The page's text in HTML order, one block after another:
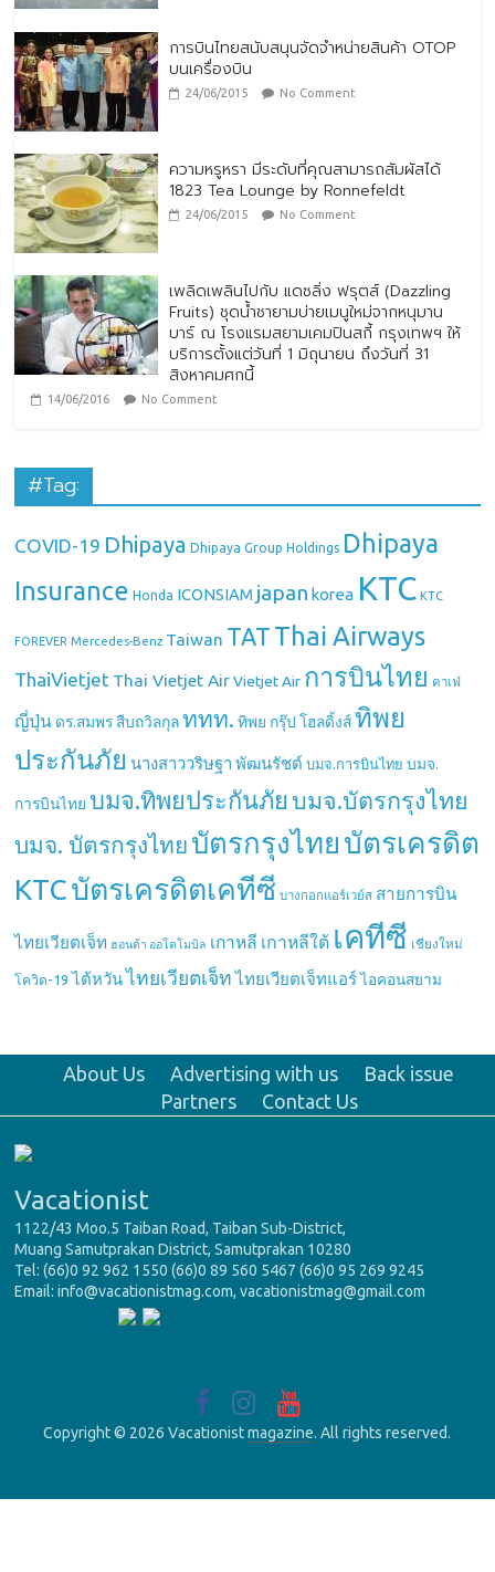
การบินไทยสนับสนุนจัดจำหน่ายสินค้า OTOP
บนเครื่องบิน
24/06/2015 No Comment
ความหรูหรา มีระดับที่คุณสามารถสัมผัสได้
1823 Tea Lounge by Ronnefeldt
24/06/2015 No Comment
เพลิดเพลินไปกับ แดซลิ่ง ฟรุตส์ (Dazzling
Fruits) ชุดน้ำชายามบ่ายเมนูใหม่จากหนุมาน
บาร์ ณ โรงแรมสยามเคมปินสกี้ กรุงเทพฯ ให้
บริการตั้งแต่วันที่ 1 มิถุนายน ถึงวันที่ 31
สิงหาคมศกนี้
14/06/2016 No Comment
#Tag:
COVID-19 Dhipaya Dhipaya Group Holdings Dhipaya
Insurance Honda ICONSIAM japan korea KTC KTC
FOREVER Mercedes-Benz Taiwan TAT Thai Airways
ThaiVietjet Thai Vietjet Air Vietjet Air การบินไทย คาเฟ่
ญี่ปุ่น ดร.สมพร สืบถวิลกุล ททท. ทิพย กรุ๊ป โฮลดิ้งส์ ทิพย
ประกันภัย นางสาววริษฐา พัฒนรัชต์ บมจ.การบินไทย บมจ.
การบินไทย บมจ.ทิพยประกันภัย บมจ.บัตรกรุงไทย
บมจ. บัตรกรุงไทย บัตรกรุงไทย บัตรเครดิต
KTCบัตรเครดิตเคทีซี บางกอกแอร์เวย์ส สายการบิน
ไทยเวียตเจ็ท ฮอนด้า ออโตโมบิล เกาหลี เกาหลีใต้ เคทีซี เชียงใหม่
โควิด-19 ไต้หวัน ไทยเวียตเจ็ท ไทยเวียตเจ็ทแอร์ ไอคอนสยาม
About Us Advertising with us
Back issue
Partners
Contact Us
Vacationist
1122/43 Moo.5 Taiban Road, Taiban Sub-District,
Muang Samutprakan District, Samutprakan 10280
Tel: (66)0 92 962 1550 (66)0 89 560 5467 (66)0 95 269 9245
Email: info@vacationistmag.com, vacationistmag@gmail.com
Copyright © 2026 Vacationistmagazine. All rights reserved.